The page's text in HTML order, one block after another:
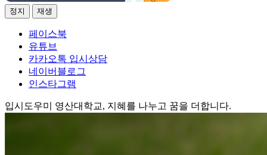
정지 재생
페이스북
유튜브
카카오톡 입시상담
네이버블로그
인스타그램
입시도우미 영산대학교, 지혜를 나누고 꿈을 더합니다.